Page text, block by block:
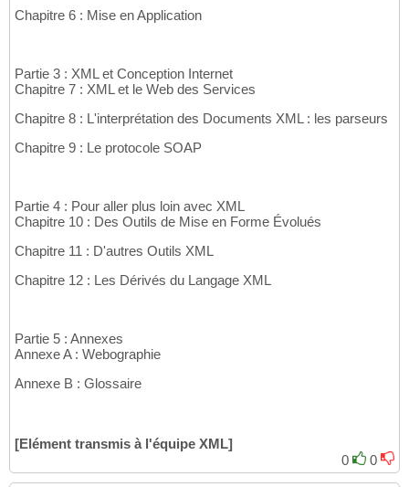
Chapitre 6 : Mise en Application
Partie 3 : XML et Conception Internet
Chapitre 7 : XML et le Web des Services
Chapitre 8 : L'interprétation des Documents XML : les parseurs
Chapitre 9 : Le protocole SOAP
Partie 4 : Pour aller plus loin avec XML
Chapitre 10 : Des Outils de Mise en Forme Évolués
Chapitre 11 : D'autres Outils XML
Chapitre 12 : Les Dérivés du Langage XML
Partie 5 : Annexes
Annexe A : Webographie
Annexe B : Glossaire
[Elément transmis à l'équipe XML]
0
0